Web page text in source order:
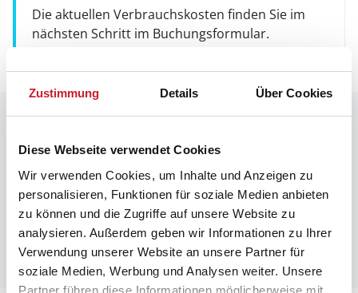
Zustimmung Details Über Cookies
Diese Webseite verwendet Cookies
Wir verwenden Cookies, um Inhalte und Anzeigen zu
personalisieren, Funktionen für soziale Medien anbieten
zu können und die Zugriffe auf unsere Website zu
analysieren. Außerdem geben wir Informationen zu Ihrer
Verwendung unserer Website an unsere Partner für
soziale Medien, Werbung und Analysen weiter. Unsere
Partner führen diese Informationen möglicherweise mit
Die aktuellen Verbrauchskosten finden Sie im
nächsten Schritt im Buchungsformular.
Raumaufteilung